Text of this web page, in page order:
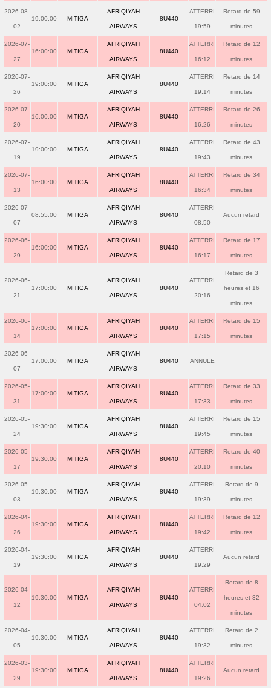
2026-08-
02
19:00:00 MITIGA
AFRIQIYAH
AIRWAYS
8U440
ATTERRI
19:59
Retard de 59
minutes
2026-07-
27
16:00:00 MITIGA
AFRIQIYAH
AIRWAYS
8U440
ATTERRI
16:12
Retard de 12
minutes
2026-07-
26
19:00:00 MITIGA
AFRIQIYAH
AIRWAYS
8U440
ATTERRI
19:14
Retard de 14
minutes
2026-07-
20
16:00:00 MITIGA
AFRIQIYAH
AIRWAYS
8U440
ATTERRI
16:26
Retard de 26
minutes
2026-07-
19
19:00:00 MITIGA
AFRIQIYAH
AIRWAYS
8U440
ATTERRI
19:43
Retard de 43
minutes
2026-07-
13
16:00:00 MITIGA
AFRIQIYAH
AIRWAYS
8U440
ATTERRI
16:34
Retard de 34
minutes
2026-07-
07
08:55:00 MITIGA
AFRIQIYAH
AIRWAYS
8U440
ATTERRI
08:50
Aucun retard
2026-06-
29
16:00:00 MITIGA
AFRIQIYAH
AIRWAYS
8U440
ATTERRI
16:17
Retard de 17
minutes
2026-06-
21
17:00:00 MITIGA
AFRIQIYAH
AIRWAYS
8U440
ATTERRI
20:16
Retard de 3
heures et 16
minutes
2026-06-
14
17:00:00 MITIGA
AFRIQIYAH
AIRWAYS
8U440
ATTERRI
17:15
Retard de 15
minutes
2026-06-
07
17:00:00 MITIGA
AFRIQIYAH
AIRWAYS
8U440 ANNULE
2026-05-
31
17:00:00 MITIGA
AFRIQIYAH
AIRWAYS
8U440
ATTERRI
17:33
Retard de 33
minutes
2026-05-
24
19:30:00 MITIGA
AFRIQIYAH
AIRWAYS
8U440
ATTERRI
19:45
Retard de 15
minutes
2026-05-
17
19:30:00 MITIGA
AFRIQIYAH
AIRWAYS
8U440
ATTERRI
20:10
Retard de 40
minutes
2026-05-
03
19:30:00 MITIGA
AFRIQIYAH
AIRWAYS
8U440
ATTERRI
19:39
Retard de 9
minutes
2026-04-
26
19:30:00 MITIGA
AFRIQIYAH
AIRWAYS
8U440
ATTERRI
19:42
Retard de 12
minutes
2026-04-
19
19:30:00 MITIGA
AFRIQIYAH
AIRWAYS
8U440
ATTERRI
19:29
Aucun retard
2026-04-
12
19:30:00 MITIGA
AFRIQIYAH
AIRWAYS
8U440
ATTERRI
04:02
Retard de 8
heures et 32
minutes
2026-04-
05
19:30:00 MITIGA
AFRIQIYAH
AIRWAYS
8U440
ATTERRI
19:32
Retard de 2
minutes
2026-03-
29
19:30:00 MITIGA
AFRIQIYAH
AIRWAYS
8U440
ATTERRI
19:26
Aucun retard